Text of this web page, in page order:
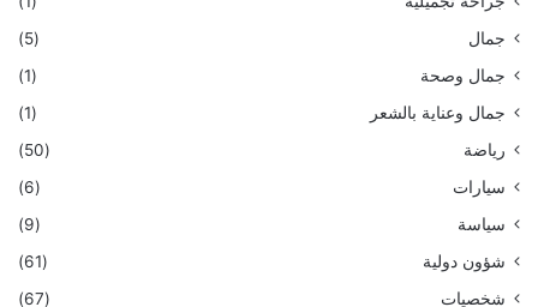
جمال
(5)
جمال وصحة
(1)
جمال وعناية بالشعر
(1)
رياضة
(50)
سيارات
(6)
سياسة
(9)
شؤون دولية
(61)
شخصيات
(67)